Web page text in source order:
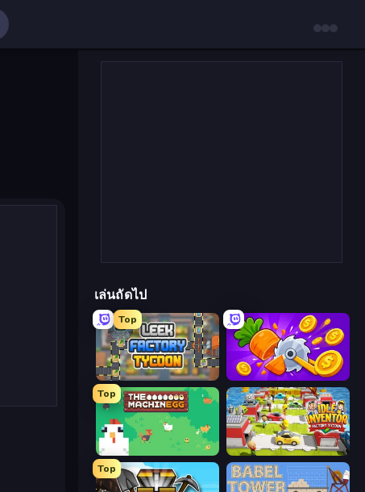
เล่นถัดไป
Top
Leek Factory Tycoon Farm Ring Idle
Top
The MachinEGG Idle Inventor
Top